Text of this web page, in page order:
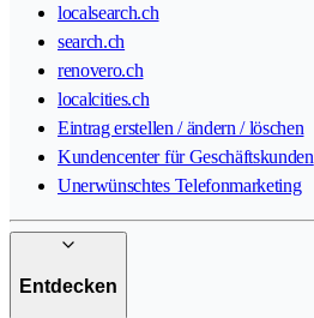
localsearch.ch
search.ch
renovero.ch
localcities.ch
Eintrag erstellen / ändern / löschen
Kundencenter für Geschäftskunden
Unerwünschtes Telefonmarketing
Entdecken